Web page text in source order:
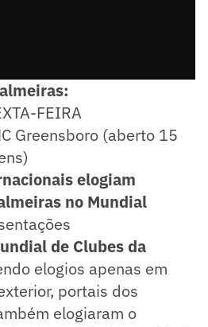
FEIRA
Greensboro (aberto 15
elogiam
no Mundial
de Clubes da
elogios apenas em
portais dos
elogiaram o